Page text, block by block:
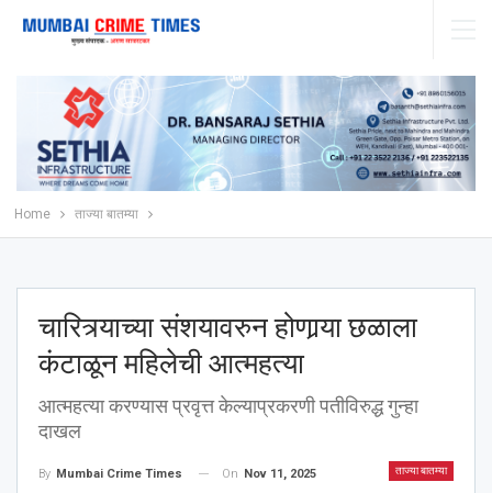
Home ताज्या बातम्या
चारित्र्याच्या संशयावरुन होणार्‍या छळाला
कंटाळून महिलेची आत्महत्या
आत्महत्या करण्यास प्रवृत्त केल्याप्रकरणी पतीविरुद्ध गुन्हा
दाखल
ताज्या बातम्या
By Mumbai Crime Times On Nov 11, 2025